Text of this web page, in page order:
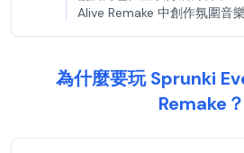
Alive Remake 中創作氛圍音樂
為什麼要玩 Sprunki
Remake？